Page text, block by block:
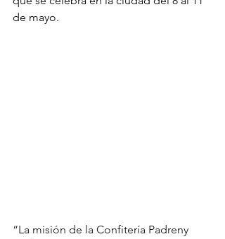
de mayo.
“La misión de la Confitería Padreny